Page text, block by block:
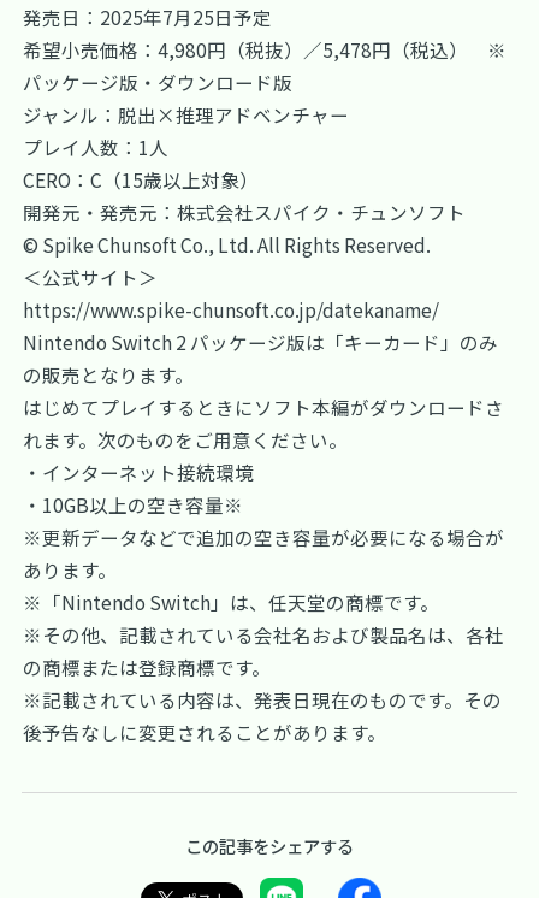
発売日：2025年7月25日予定
希望小売価格：4,980円（税抜）／5,478円（税込） ※
パッケージ版・ダウンロード版
ジャンル：脱出×推理アドベンチャー
プレイ人数：1人
CERO：C（15歳以上対象）
開発元・発売元：株式会社スパイク・チュンソフト
© Spike Chunsoft Co., Ltd. All Rights Reserved.
＜公式サイト＞
https://www.spike-chunsoft.co.jp/datekaname/
Nintendo Switch 2 パッケージ版は「キーカード」のみ
の販売となります。
はじめてプレイするときにソフト本編がダウンロードさ
れます。次のものをご用意ください。
・インターネット接続環境
・10GB以上の空き容量※
※更新データなどで追加の空き容量が必要になる場合が
あります。
※「Nintendo Switch」は、任天堂の商標です。
※その他、記載されている会社名および製品名は、各社
の商標または登録商標です。
※記載されている内容は、発表日現在のものです。その
後予告なしに変更されることがあります。
この記事をシェアする